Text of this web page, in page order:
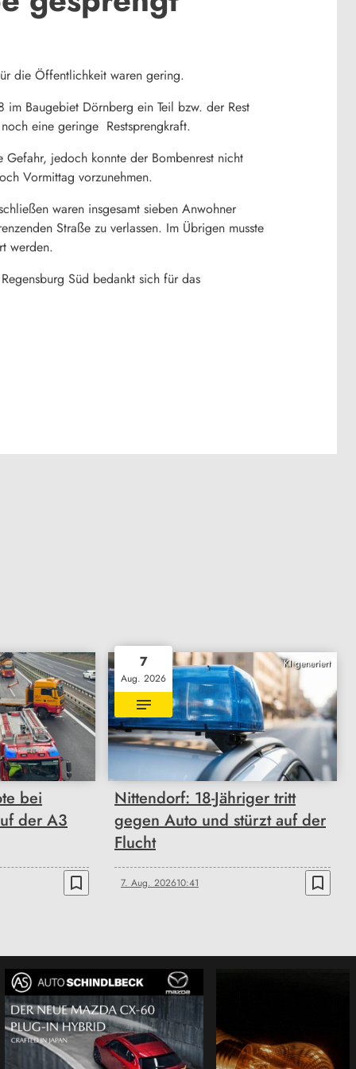
die Öffentlichkeit waren gering.
Baugebiet Dörnberg ein Teil bzw. der Rest
eine geringe Restsprengkraft.
jedoch konnte der Bombenrest nicht
Vormittag vorzunehmen.
waren insgesamt sieben Anwohner
Straße zu verlassen. Im Übrigen musste
werden.
Süd bedankt sich für das
bei
der A3
bookmark_border
KI generiert
7
Aug. 2026
Nittendorf: 18-Jähriger tritt
gegen Auto und stürzt auf der
Flucht
7. Aug. 202610:41 bookmark_border